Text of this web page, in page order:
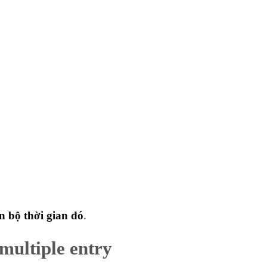
bộ thời gian đó.
entry